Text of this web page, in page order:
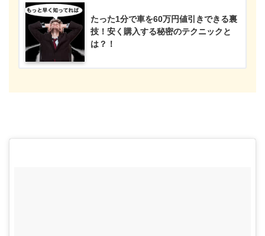
たった1分で車を60万円値引きできる裏
技！安く購入する秘密のテクニックと
は？！